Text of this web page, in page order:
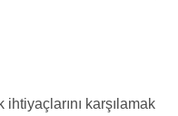
karşılamak